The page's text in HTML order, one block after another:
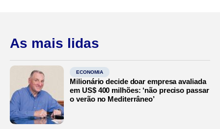
As mais lidas
ECONOMIA
Milionário decide doar empresa avaliada
em US$ 400 milhões: ‘não preciso passar
o verão no Mediterrâneo’